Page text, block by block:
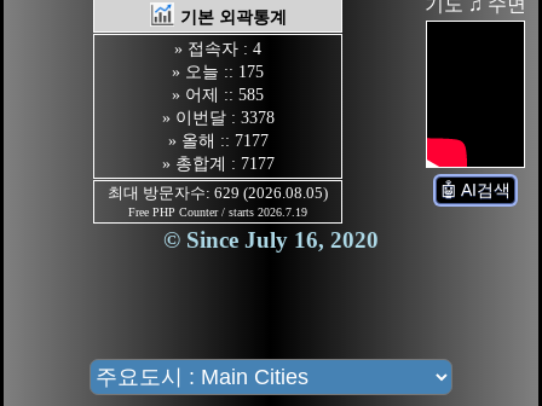
기본 외곽통계
» 접속자 : 4
» 오늘 :: 175
» 어제 :: 585
» 이번달 : 3378
» 올해 :: 7177
» 총합계 : 7177
최대 방문자수: 629 (2026.08.05)
Free PHP Counter / starts 2026.7.19
기도 ♫ 수면
🤖 AI검색
© Since July 16, 2020